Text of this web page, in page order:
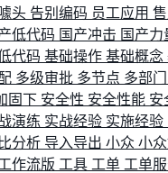
头 告别编码 员工应用
低代码 国产冲击 国产力
代码 基础操作 基础概念
多级审批 多节点 多部门
固下 安全性 安全性能 安
演练 实战经验 实施经验
分析 导入导出 小众 小
作流版 工具 工单 工单